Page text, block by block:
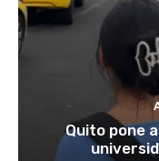
Quito pone